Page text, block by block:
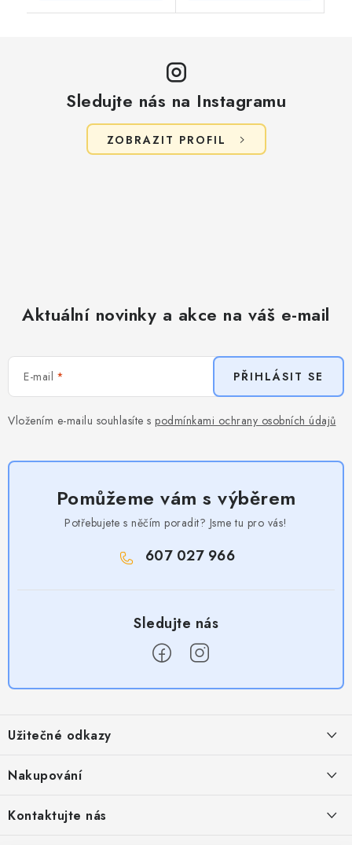
Sledujte nás na Instagramu
ZOBRAZIT PROFIL
Aktuální novinky a akce na váš e-mail
E-mail
Vložením e-mailu souhlasíte s podmínkami ochrany osobních údajů
PŘIHLÁSIT SE
Pomůžeme vám s výběrem
Potřebujete s něčím poradit? Jsme tu pro vás!
607 027 966
p
a
Užitečné odkazy
Provizní systém
Nakupování
Kontaktujte nás